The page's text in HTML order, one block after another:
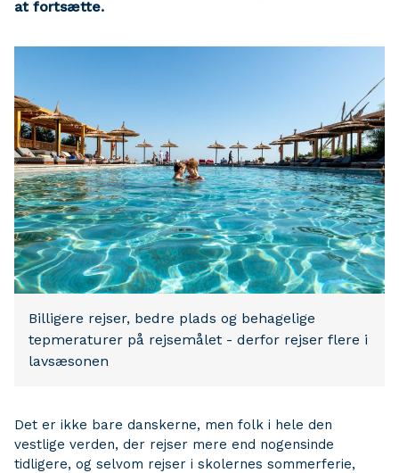
at fortsætte.
Billigere rejser, bedre plads og behagelige
tepmeraturer på rejsemålet - derfor rejser flere i
lavsæsonen
Det er ikke bare danskerne, men folk i hele den
vestlige verden, der rejser mere end nogensinde
tidligere, og selvom rejser i skolernes sommerferie,